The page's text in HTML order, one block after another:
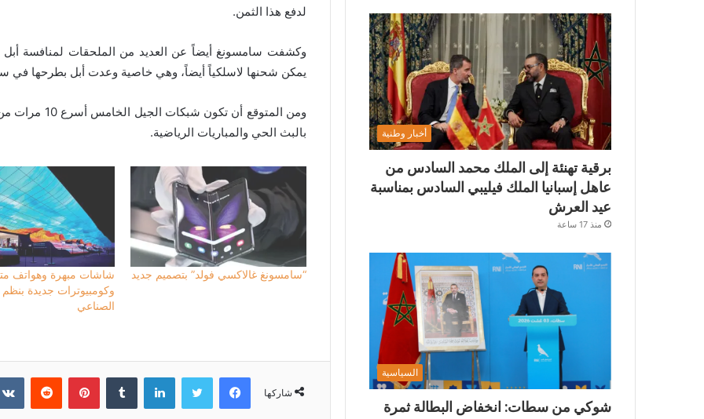
لدفع هذا الثمن.
وكشفت سامسونغ أيضاً عن العديد من الملحقات لمنافسة
يمكن شحنها لاسلكياً أيضاً، وهي خاصية وعدت أبل بطرحها في
ومن المتوقع
بالبث الحي والمباريات الرياضية.
“سامسونغ غالاكسي فولد” بتصميم جديد
شاشات مبهرة وهواتف
وكومبيوترات جديدة بنظم
الصناعي
شاركها
فيسبوك تويتر لينكدإن بينتيريست
أخبار وطنية
برقية تهنئة إلى الملك محمد السادس من
عاهل إسبانيا الملك فيليبي السادس بمناسبة
عيد العرش
منذ 17 ساعة
السياسية
شوكي من سطات: انخفاض البطالة ثمرة